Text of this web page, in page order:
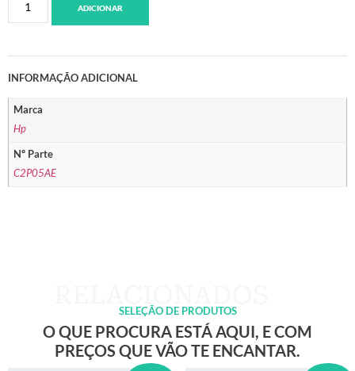
ADICIONAR
INFORMAÇÃO ADICIONAL
Marca
Hp
Nº Parte
C2P05AE
SELEÇÃO DE PRODUTOS
O QUE PROCURA ESTÁ AQUI, E COM
PREÇOS QUE VÃO TE ENCANTAR.